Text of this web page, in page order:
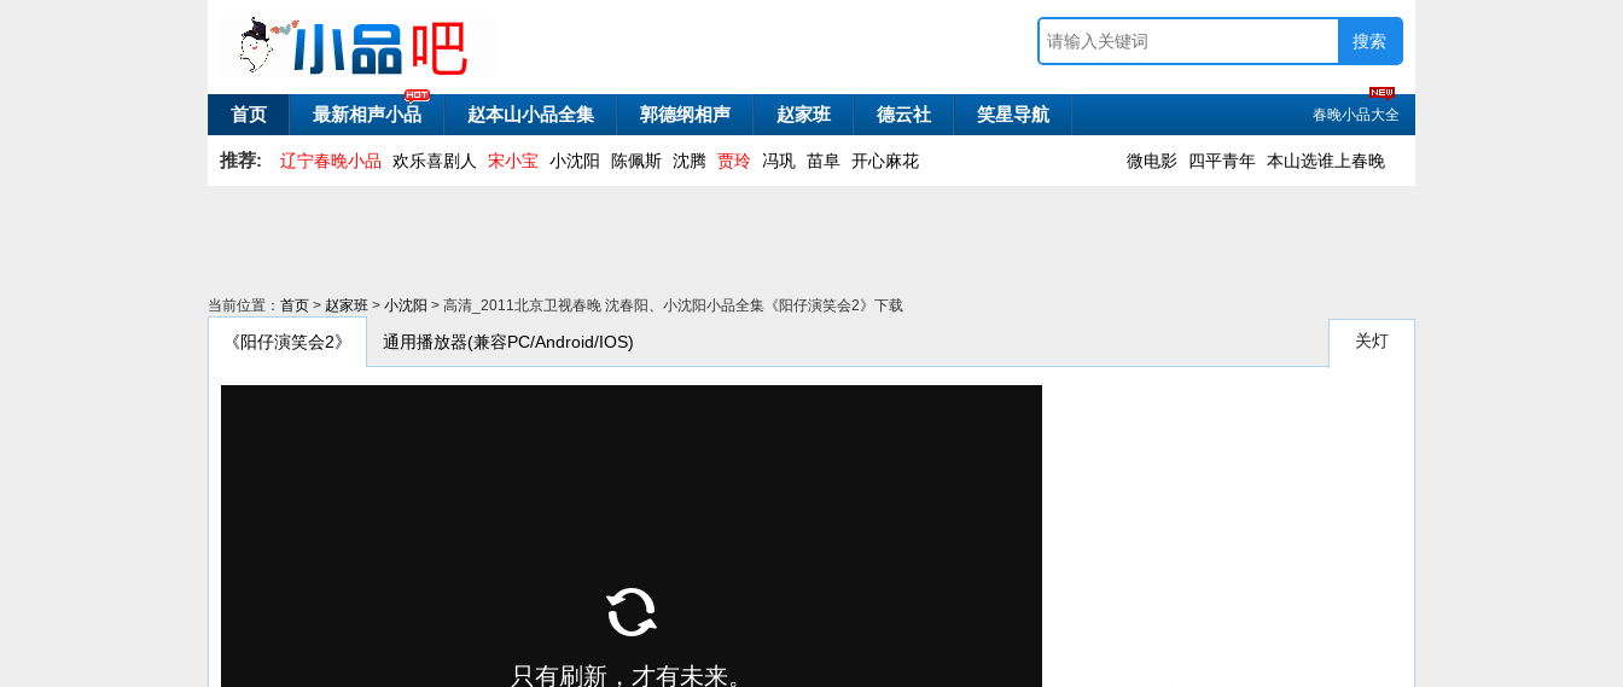
首页 最新相声小品 赵本山小品全集 郭德纲相声 赵家班 德云社 笑星导航 春晚小品大全
推荐: 辽宁春晚小品 欢乐喜剧人 宋小宝 小沈阳 陈佩斯 沈腾 贾玲 冯巩 苗阜 开心麻花 微电影 四平青年 本山选谁上春晚
当前位置： 首页 > 赵家班 > 小沈阳 > 高清_2011北京卫视春晚 沈春阳、小沈阳小品全集《阳仔演笑会2》下载
《阳仔演笑会2》 通用播放器(兼容PC/Android/IOS) 关灯